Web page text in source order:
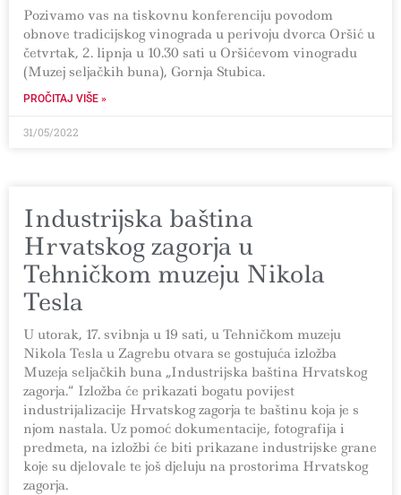
Pozivamo vas na tiskovnu konferenciju povodom
obnove tradicijskog vinograda u perivoju dvorca Oršić u
četvrtak, 2. lipnja u 10.30 sati u Oršićevom vinogradu
(Muzej seljačkih buna), Gornja Stubica.
PROČITAJ VIŠE »
31/05/2022
Industrijska baština
Hrvatskog zagorja u
Tehničkom muzeju Nikola
Tesla
U utorak, 17. svibnja u 19 sati, u Tehničkom muzeju
Nikola Tesla u Zagrebu otvara se gostujuća izložba
Muzeja seljačkih buna „Industrijska baština Hrvatskog
zagorja.“ Izložba će prikazati bogatu povijest
industrijalizacije Hrvatskog zagorja te baštinu koja je s
njom nastala. Uz pomoć dokumentacije, fotografija i
predmeta, na izložbi će biti prikazane industrijske grane
koje su djelovale te još djeluju na prostorima Hrvatskog
zagorja.